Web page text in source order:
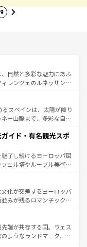
9
自然と多彩な魅力にあふ
レンツェのルネッサンス
景やアマルフィ海岸の絶
観光の合間には、本場の
ア料理を堪能することも
れない旅をしてみよう！
スペインは、太陽が降り
ー山脈まで、多彩な自然
なフラメンコ、熱気あふ
が生活の一部となってい
雰囲気や、バルセロナの
は古代ローマ遺跡や中世
異なるスペインはその個
る人を魅了する。 なお、新着のスペイン情報は コ
。
イド・有名観光スポ
了し続けるヨーロッパ屈
ェル塔やルーブル美術館
華麗な宮殿、歴史的な大
な自然が、訪れる者を心
美食の国としても知ら
ランス、プロヴァンスの
な楽しみ方が可能だ。さ
溢れており、どの街角に
化が交差するヨーロッパ
みが残るロマンチック街
も飽きることがない。ベ
州のアルプスの絶景、そ
った風景は必見。ビール
端が共存する国。ウェス
ようなランドマーク、歴